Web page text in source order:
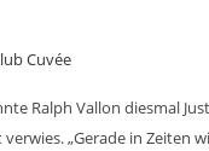
Cuvée
Ralph Vallon diesmal
„Gerade in